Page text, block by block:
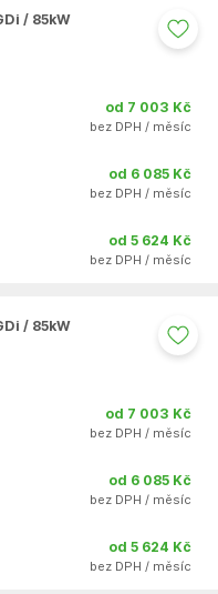
/ 85kW
od 7 003 Kč
bez DPH / měsíc
od 6 085 Kč
bez DPH / měsíc
od 5 624 Kč
bez DPH / měsíc
/ 85kW
od 7 003 Kč
bez DPH / měsíc
od 6 085 Kč
bez DPH / měsíc
od 5 624 Kč
bez DPH / měsíc